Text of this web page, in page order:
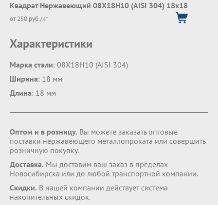
Квадрат Нержавеющий 08Х18Н10 (AISI 304) 18х18
от 250 руб./кг
Характеристики
Марка стали: 08Х18Н10 (AISI 304)
Ширина: 18 мм
Длина: 18 мм
Оптом и в розницу. Вы можете заказать оптовые
поставки нержавеющего металлопроката или совершить
розничную покупку.
Доставка. Мы доставим ваш заказ в пределах
Новосибирска или до любой транспортной компании.
Скидки. В нашей компании действует система
накопительных скидок.